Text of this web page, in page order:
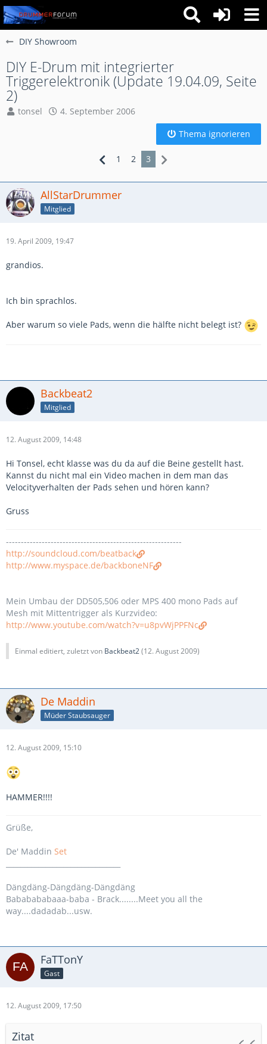
DIY Showroom
DIY E-Drum mit integrierter
Triggerelektronik (Update 19.04.09, Seite
2)
tonsel
4. September 2006
Thema ignorieren
1 2 3
AllStarDrummer
Mitglied
19. April 2009, 19:47
grandios.
Ich bin sprachlos.
Aber warum so viele Pads, wenn die hälfte nicht belegt ist?
Backbeat2
Mitglied
12. August 2009, 14:48
Hi Tonsel, echt klasse was du da auf die Beine gestellt hast.
Kannst du nicht mal ein Video machen in dem man das
Velocityverhalten der Pads sehen und hören kann?
Gruss
-----------------------------------------------------------
http://soundcloud.com/beatback
http://www.myspace.de/backboneNF
Mein Umbau der DD505,506 oder MPS 400 mono Pads auf
Mesh mit Mittentrigger als Kurzvideo:
http://www.youtube.com/watch?v=u8pvWjPPFNc
Einmal editiert, zuletzt von Backbeat2(12. August 2009)
De Maddin
Müder Staubsauger
12. August 2009, 15:10
HAMMER!!!!
Grüße,
De' Maddin Set
Dängdäng-Dängdäng-Dängdäng
Bababababaaa-baba - Brack........Meet you all the
way....dadadab...usw.
FaTTonY
Gast
12. August 2009, 17:50
Zitat